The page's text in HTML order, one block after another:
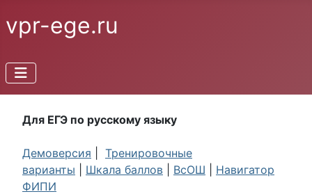
vpr-ege.ru
Для ЕГЭ по русскому языку
Демоверсия
Тренировочные
варианты
Шкала баллов ВсОШ
Навигатор
ФИПИ